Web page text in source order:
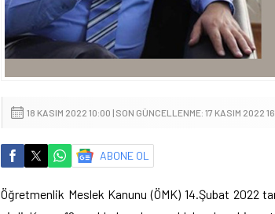
18 KASIM 2022 10:00 | SON GÜNCELLENME: 17 KASIM 2022
ABONE OL
Öğretmenlik Meslek Kanunu (ÖMK) 14.Şubat 2022